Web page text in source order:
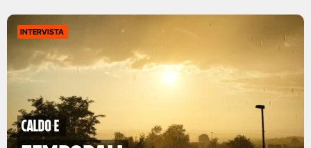
INTERVISTA
caldo e